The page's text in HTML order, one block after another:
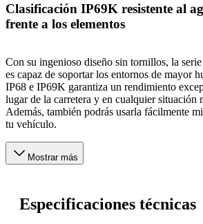
Clasificación IP69K resistente al
frente a los elementos
Con su ingenioso diseño sin tornillos, la
es capaz de soportar los entornos de mayor
IP68 e IP69K garantiza un rendimiento
lugar de la carretera y en cualquier situación
Además, también podrás usarla fácilmente
tu vehículo.
Mostrar más
Especificaciones técnicas